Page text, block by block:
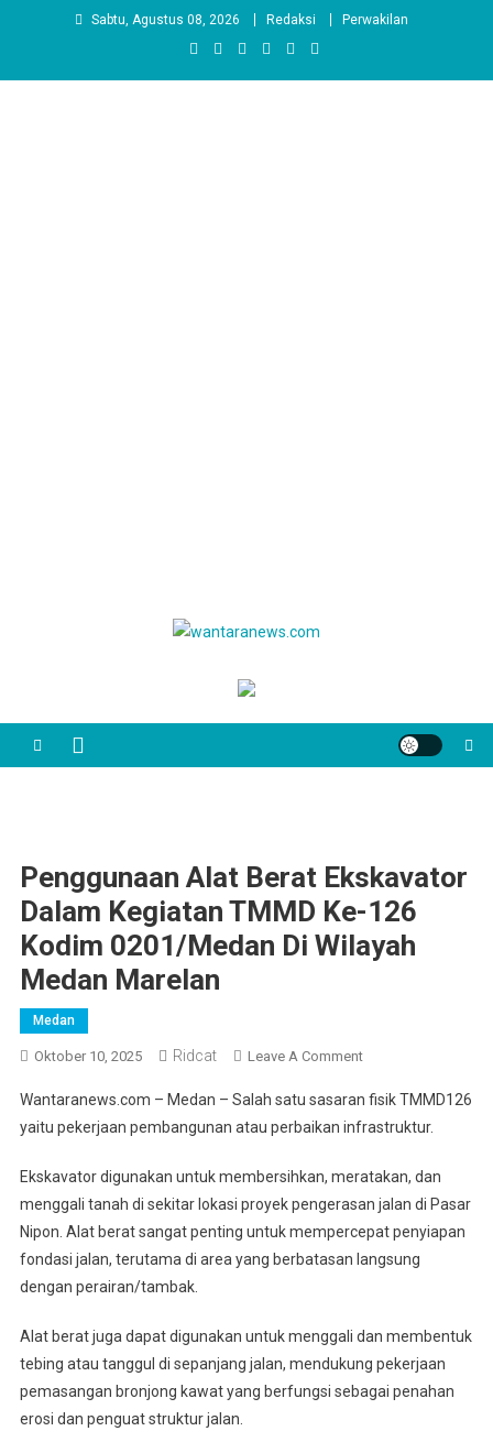
Sabtu, Agustus 08, 2026 Redaksi Perwakilan
wantaranews.com
Penggunaan Alat Berat Ekskavator
Dalam Kegiatan TMMD Ke-126
Kodim 0201/Medan Di Wilayah
Medan Marelan
Medan
Oktober 10, 2025 Ridcat Leave A CommentOn
Alat
Berat
Dalam
Kegiatan
TMMD
Ke-
0201/Medan
Di
Wilayah
Wantaranews.com – Medan – Salah satu sasaran fisik TMMD126
yaitu pekerjaan pembangunan atau perbaikan infrastruktur.
Ekskavator digunakan untuk membersihkan, meratakan, dan
menggali tanah di sekitar lokasi proyek pengerasan jalan di Pasar
Nipon. Alat berat sangat penting untuk mempercepat penyiapan
fondasi jalan, terutama di area yang berbatasan langsung
dengan perairan/tambak.
Alat berat juga dapat digunakan untuk menggali dan membentuk
tebing atau tanggul di sepanjang jalan, mendukung pekerjaan
pemasangan bronjong kawat yang berfungsi sebagai penahan
erosi dan penguat struktur jalan.